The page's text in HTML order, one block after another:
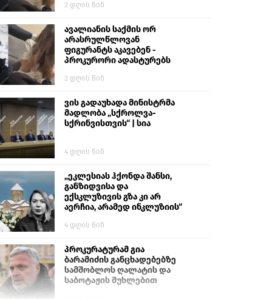
ალექსანდრე გაბაშვილი
გიგა ავალიანს“
2 დღის წინ
ავალიანის საქმის ორ
არასრულწლოვან
ფიგურანტს აკავებენ -
პროკურორი ადასტურებს
2 დღის წინ
ვის გადაუხადა მინისტრმა
მადლობა „სქროლვა-
სქრინვისთვის“ | სია
4 დღის წინ
„ეკლესიას ჰქონდა შანსი,
განზიდვისა და
ექსკლუზივის გზა კი არ
აერჩია, არამედ ინკლუზიის“
4 დღის წინ
პროკურატურამ გია
ბარამიძის განცხადებებზე
სამშობლოს ღალატის და
საბოტაჟის მუხლებით